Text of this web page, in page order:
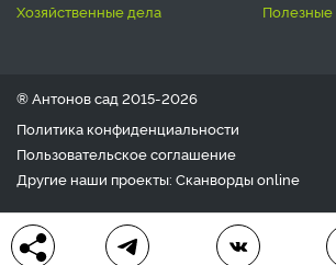
хозяйственные дела
® Антонов сад 2015-2026
Политика конфиденциальности
Пользовательское соглашение
Другие наши проекты: Сканвордыonline
Любое использование материала
письменного согласия редакции